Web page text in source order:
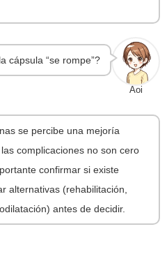
Aoi
cápsula “se rompe”?
se percibe una mejoría
complicaciones no son cero
confirmar si existe
alternativas (rehabilitación,
antes de decidir.